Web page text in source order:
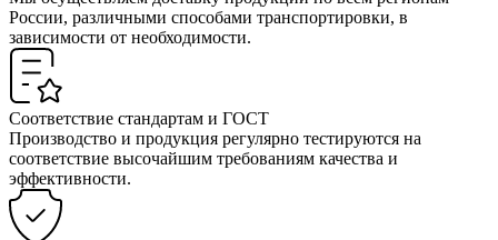
России, различными способами транспортировки, в
зависимости от необходимости.
Соответствие стандартам и ГОСТ
Производство и продукция регулярно тестируются на
соответствие высочайшим требованиям качества и
эффективности.